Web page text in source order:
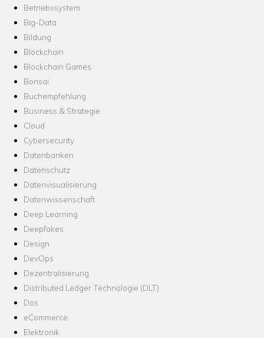
Betriebssystem
Big-Data
Bildung
Blockchain
Blockchain Games
Bonsai
Buchempfehlung
Business & Strategie
Cloud
Cybersecurity
Datenbanken
Datenschutz
Datenvisualisierung
Datenwissenschaft
Deep Learning
Deepfakes
Design
DevOps
Dezentralisierung
Distributed Ledger Technologie (DLT)
Dos
eCommerce
Elektronik